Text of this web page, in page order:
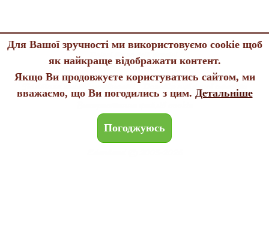
Купити насіння екзотичних рослин у Києві, Харкові, Львові, Одесі,
Дніпрі та по всій Україні.
Для Вашої зручності ми використовуємо cookie щоб
як найкраще відображати контент.
Якщо Ви продовжуєте користуватись сайтом, ми
вважаємо, що Ви погодились з цим. Детальніше
Погоджуюсь